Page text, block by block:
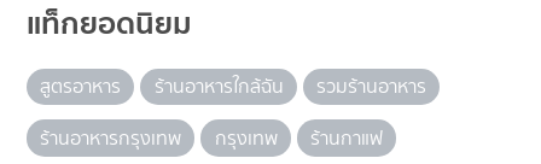
แท็กยอดนิยม
สูตรอาหาร ร้านอาหารใกล้ฉัน
รวมร้านอาหาร
ร้านอาหารกรุงเทพ
กรุงเทพ
ร้านกาแฟ